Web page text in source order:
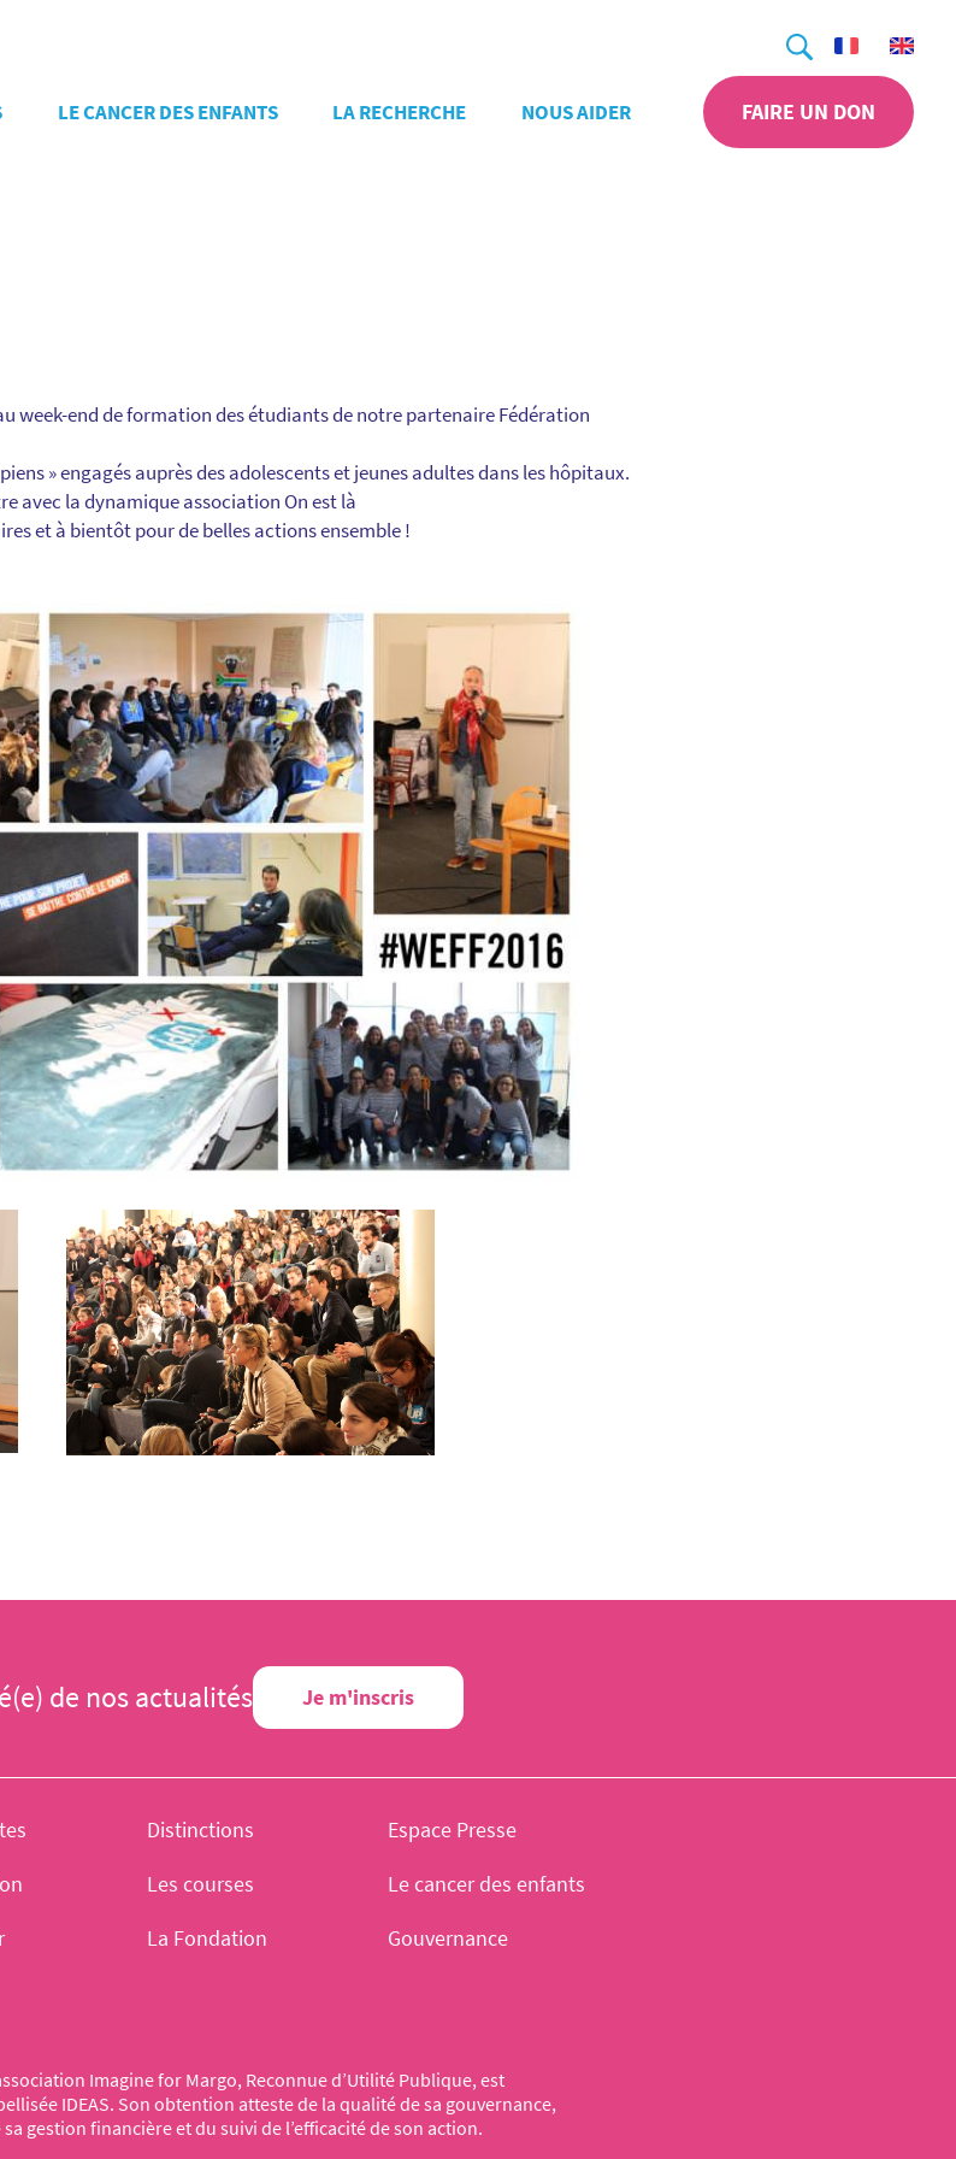
Recherche
LE CANCER DES ENFANTS LA RECHERCHE NOUS AIDER FAIRE UN DON
week-end de formation des étudiants de notre partenaire Fédération
» engagés auprès des adolescents et jeunes adultes dans les hôpitaux.
avec la dynamique association On est là
et à bientôt pour de belles actions ensemble !
de nos actualités Je m'inscris
Imagine for Margo, Reconnue d’Utilité Publique, est
IDEAS. Son obtention atteste de la qualité de sa gouvernance,
sa gestion financière et du suivi de l’efficacité de son action.
Distinctions
Espace Presse
Les courses
Le cancer des enfants
La Fondation
Gouvernance